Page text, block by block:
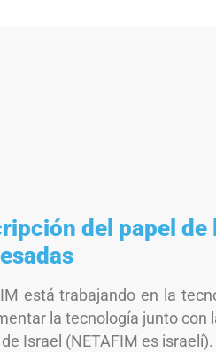
del papel de
está trabajando en la
la tecnología junto con
Israel (NETAFIM es israelí).